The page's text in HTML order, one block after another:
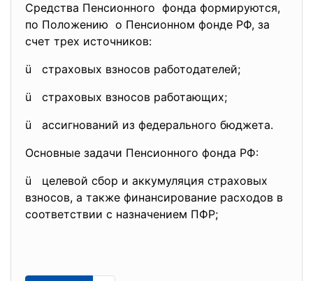
Средства Пенсионного фонда формируются,
по Положению о Пенсионном фонде РФ, за
счет трех источников:
ü страховых взносов работодателей;
ü страховых взносов работающих;
ü ассигнований из федерального бюджета.
Основные задачи Пенсионного фонда РФ:
ü целевой сбор и аккумуляция страховых
взносов, а также финансирование расходов в
соответствии с назначением ПФР;